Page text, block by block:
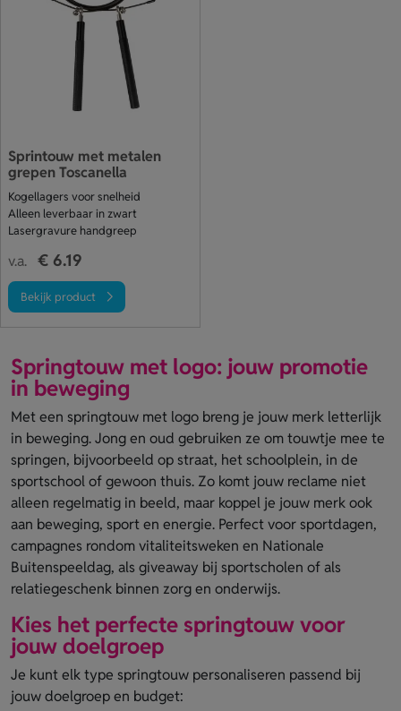
Sprintouw met metalen
grepen Toscanella
Kogellagers voor snelheid
Alleen leverbaar in zwart
Lasergravure handgreep
v.a. € 6.19
Bekijk product
Springtouw met logo: jouw promotie
in beweging
Met een springtouw met logo breng je jouw merk letterlijk
in beweging. Jong en oud gebruiken ze om touwtje mee te
springen, bijvoorbeeld op straat, het schoolplein, in de
sportschool of gewoon thuis. Zo komt jouw reclame niet
alleen regelmatig in beeld, maar koppel je jouw merk ook
aan beweging, sport en energie. Perfect voor sportdagen,
campagnes rondom vitaliteitsweken en Nationale
Buitenspeeldag, als giveaway bij sportscholen of als
relatiegeschenk binnen zorg en onderwijs.
Kies het perfecte springtouw voor
jouw doelgroep
Je kunt elk type springtouw personaliseren passend bij
jouw doelgroep en budget: